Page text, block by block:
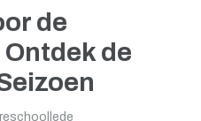
de
de